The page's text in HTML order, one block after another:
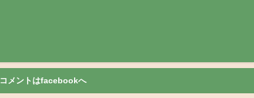
コメントはfacebookへ